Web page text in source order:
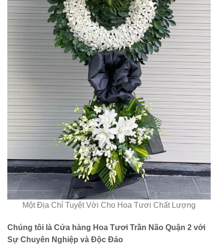
Một Địa Chỉ Tuyệt Vời Cho Hoa Tươi Chất Lượng
Chúng tôi là Cửa hàng Hoa Tươi Trần Não Quận 2 với
Sự Chuyên Nghiệp và Độc Đáo